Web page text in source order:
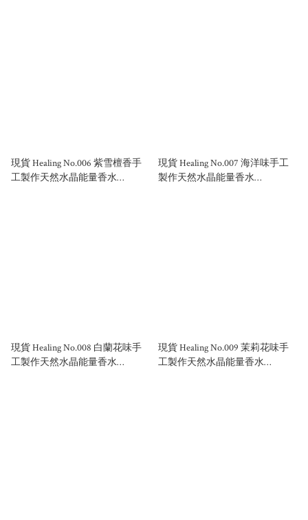
現貨 Healing No.006 紫雪檀香手
工製作天然水晶能量香水
現貨 Healing No.007 海洋味手工
製作天然水晶能量香水
現貨 Healing No.008 白蘭花味手
工製作天然水晶能量香水
現貨 Healing No.009 茉莉花味手
工製作天然水晶能量香水